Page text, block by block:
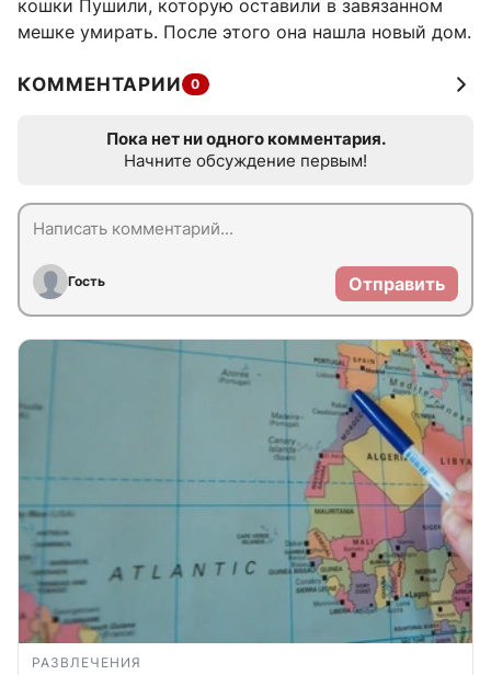
кошки Пушили, которую оставили в завязанном
мешке умирать. После этого она нашла новый дом.
КОММЕНТАРИИ 0
Пока нет ни одного комментария.
Начните обсуждение первым!
Гость Отправить
РАЗВЛЕЧЕНИЯ